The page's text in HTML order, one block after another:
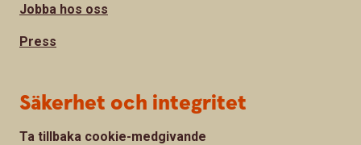
Jobba hos oss
Press
Säkerhet och integritet
Ta tillbaka cookie-medgivande